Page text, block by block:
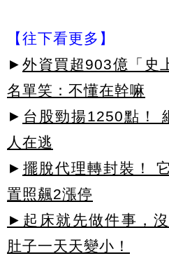
【往下看更多】
► 外資買超903億「史
名單笑：不懂在幹嘛
► 台股勁揚1250點！
人在逃
► 擺脫代理轉封裝！
置照飆2漲停
►起床就先做件事，
肚子一天天變小！